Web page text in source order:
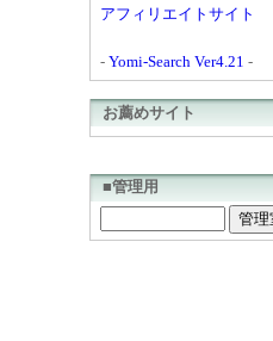
アフィリエイトサイト
- Yomi-Search Ver4.21 -
お薦めサイト
■管理用